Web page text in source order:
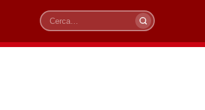
Cerca